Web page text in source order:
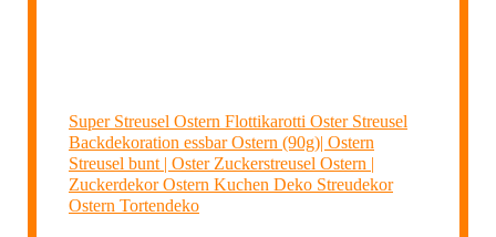
Super Streusel Ostern Flottikarotti Oster Streusel
Backdekoration essbar Ostern (90g)| Ostern
Streusel bunt | Oster Zuckerstreusel Ostern |
Zuckerdekor Ostern Kuchen Deko Streudekor
Ostern Tortendeko